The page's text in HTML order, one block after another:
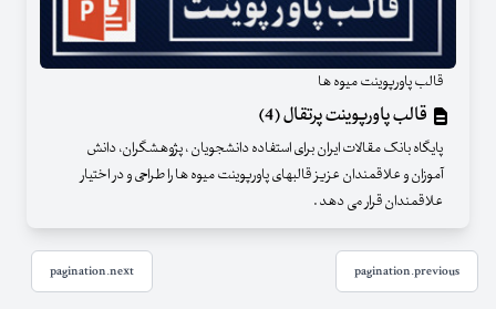
قالب پاورپوینت میوه ها
قالب پاورپوینت پرتقال (4)
پایگاه بانک مقالات ایران برای استفاده دانشجویان ، پژوهشگران، دانش
آموزان و علاقمندان عزیز قالبهای پاورپوینت میوه ها را طراحی و در اختیار
علاقمندان قرار می دهد .
pagination.previous
pagination.next